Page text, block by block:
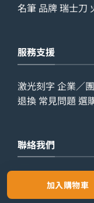
加入購物車
名筆 品牌瑞士刀
服務支援
激光刻字 企業／
退換 常見問題 選
聯絡我們
查詢電話： 9029
2861 8762